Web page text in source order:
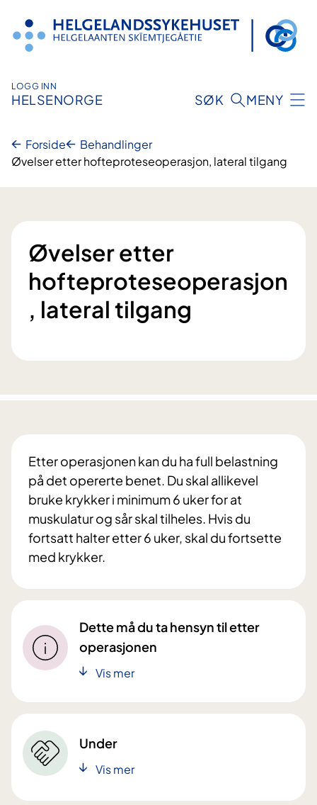
innhold
LOGG INN
HELSENORGE SØK MENY
Forside
Behandlinger
Øvelser etter hofteproteseoperasjon, lateral tilgang
Øvelser etter
hofteproteseoperasjon
, lateral tilgang
Etter operasjonen kan du ha full belastning
på det opererte benet. Du skal allikevel
bruke krykker i minimum 6 uker for at
muskulatur og sår skal tilheles. Hvis du
fortsatt halter etter 6 uker, skal du fortsette
med krykker.
Dette må du ta hensyn til etter
operasjonen
Vis mer
Under
Vis mer